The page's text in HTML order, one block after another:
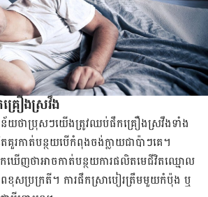
រឿង​ស្រវឹង
ន័យ​ថា​ប្រុសៗ​យើង​ត្រូវ​ឈប់​ផឹក​គ្រឿង​ស្រវឹង​ទាំង​
គួរ​កាត់​បន្ថយ​បើ​កំពុង​ចង់​ក្លាយ​ជា​ប៉ាៗ​គេ​។
ក​ឃើញ​ថា​អាច​កាត់​បន្ថយ​ការ​ផលិត​មេ​ជីវិត​ឈ្មោល
ព​ខុស​ប្រក្រតី​។ ការ​ផឹក​ស្រា​បៀរ​ត្រឹម​មួយ​កំប៉ុង ឬ​